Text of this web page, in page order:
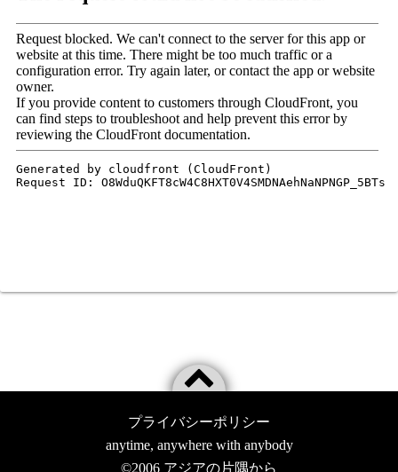
プライバシーポリシー
anytime, anywhere with anybody
©2006 アジアの片隅から